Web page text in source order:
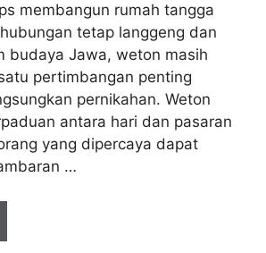
membangun rumah tangga
tetap langgeng dan
budaya Jawa, weton masih
pertimbangan penting
pernikahan. Weton
antara hari dan pasaran
yang dipercaya dapat
…